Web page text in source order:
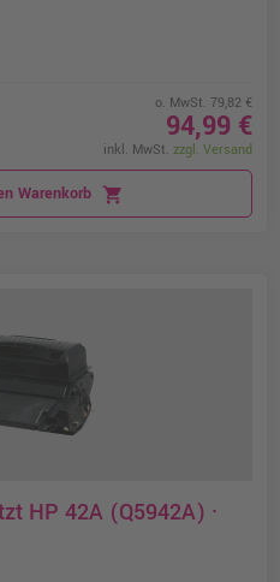
o. MwSt. 79,82 €
94,99 €
inkl. MwSt. zzgl. Versand
Warenkorb shopping_cart
HP 42A (Q5942A) ·